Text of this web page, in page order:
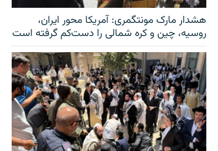
هشدار مارک مونتگمری: آمریکا محور ایران،
روسیه، چین و کره شمالی را دست‌کم گرفته است